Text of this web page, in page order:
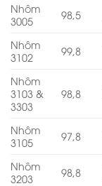
Nhôm
3005
98,5
Nhôm
3102
99,8
Nhôm
3103 &
3303
98,8
Nhôm
3105
97,8
Nhôm
3203
98,8